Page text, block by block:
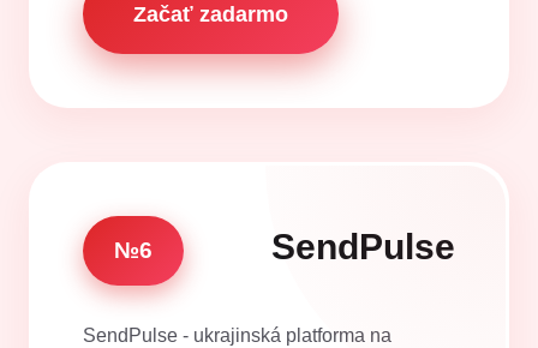
Začať zadarmo
№6 SendPulse
SendPulse - ukrajinská platforma na